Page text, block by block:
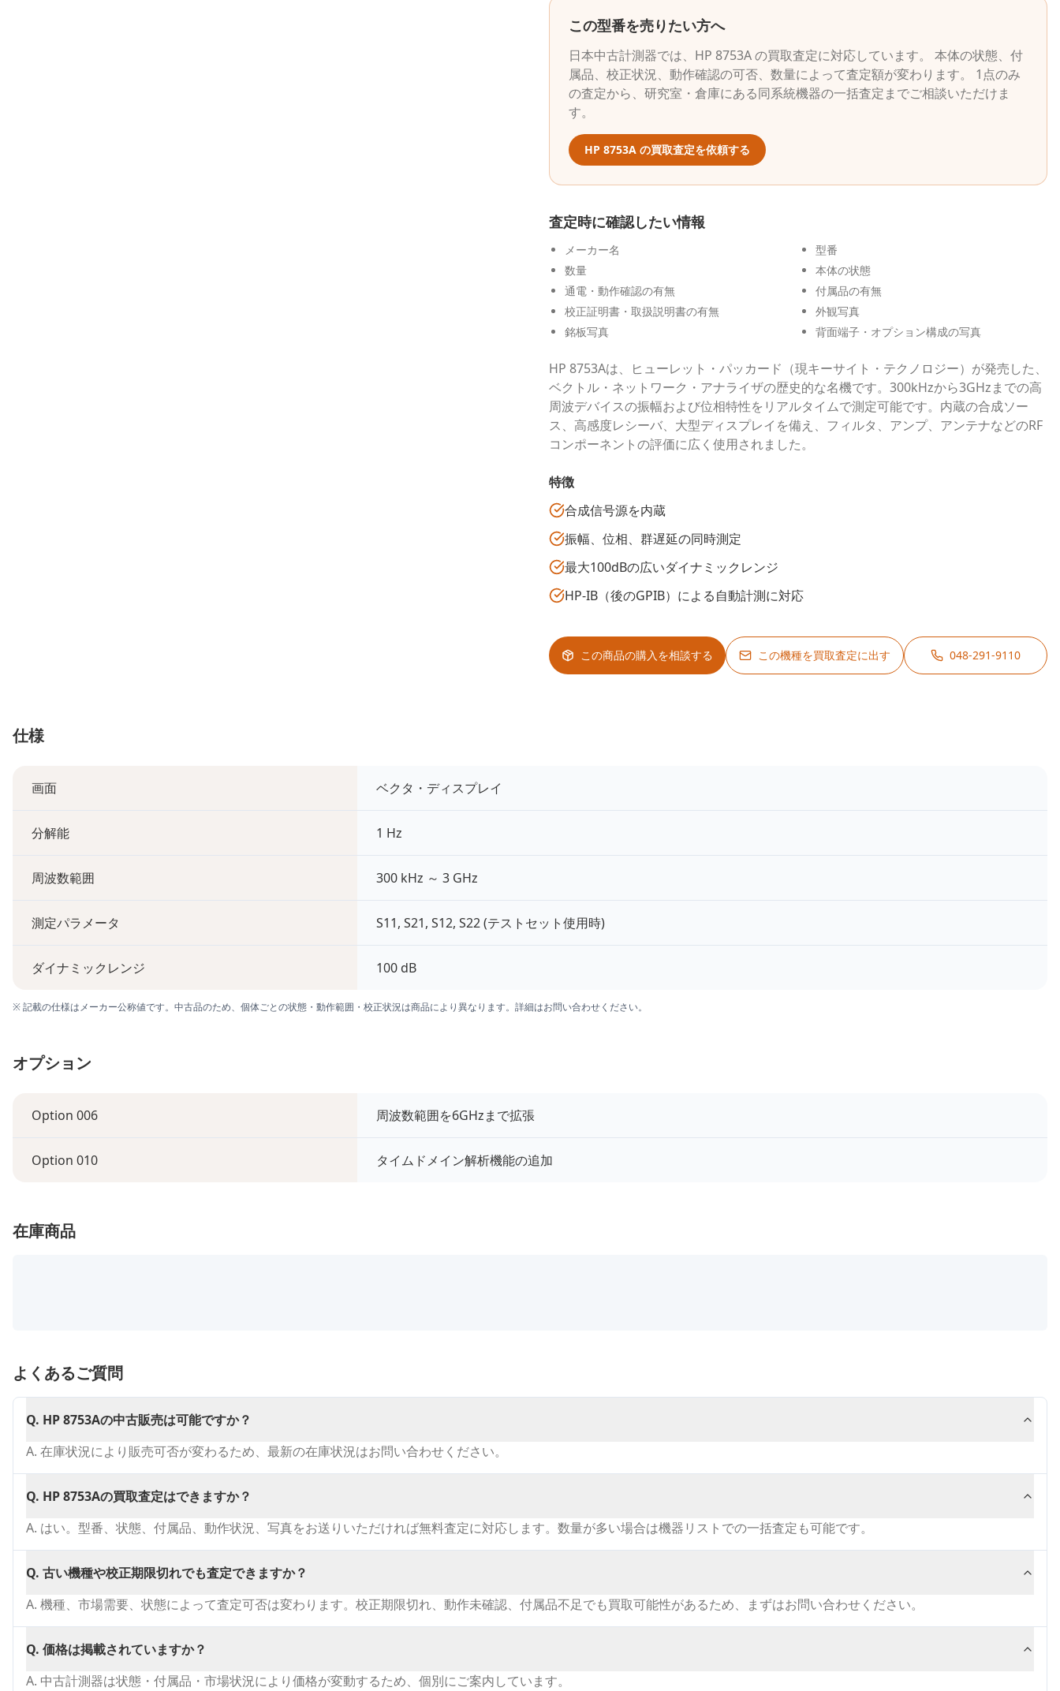
この型番を売りたい方へ
日本中古計測器では、 HP 8753Aの買取査定に対応しています。 本体の状態、付
属品、校正状況、動作確認の可否、数量によって査定額が変わります。 1点のみ
の査定から、研究室・倉庫にある同系統機器の一括査定までご相談いただけま
す。
HP 8753A の買取査定を依頼する
査定時に確認したい情報
メーカー名
型番
数量
本体の状態
通電・動作確認の有無
付属品の有無
校正証明書・取扱説明書の有無
外観写真
銘板写真
背面端子・オプション構成の写真
HP 8753Aは、ヒューレット・パッカード（現キーサイト・テクノロジー）が発売した、
ベクトル・ネットワーク・アナライザの歴史的な名機です。300kHzから3GHzまでの高
周波デバイスの振幅および位相特性をリアルタイムで測定可能です。内蔵の合成ソー
ス、高感度レシーバ、大型ディスプレイを備え、フィルタ、アンプ、アンテナなどのRF
コンポーネントの評価に広く使用されました。
特徴
合成信号源を内蔵
振幅、位相、群遅延の同時測定
最大100dBの広いダイナミックレンジ
HP-IB（後のGPIB）による自動計測に対応
この商品の購入を相談する この機種を買取査定に出す 048-291-9110
仕様
画面 ベクタ・ディスプレイ
分解能 1 Hz
周波数範囲 300 kHz ～ 3 GHz
測定パラメータ S11, S21, S12, S22 (テストセット使用時)
ダイナミックレンジ 100 dB
※ 記載の仕様はメーカー公称値です。中古品のため、個体ごとの状態・動作範囲・校正状況は商品により異なります。詳細はお問い合わせください。
オプション
Option 006 周波数範囲を6GHzまで拡張
Option 010 タイムドメイン解析機能の追加
在庫商品
よくあるご質問
Q. HP 8753Aの中古販売は可能ですか？
A. 在庫状況により販売可否が変わるため、最新の在庫状況はお問い合わせください。
Q. HP 8753Aの買取査定はできますか？
A. はい。型番、状態、付属品、動作状況、写真をお送りいただければ無料査定に対応します。数量が多い場合は機器リストでの一括査定も可能です。
Q. 古い機種や校正期限切れでも査定できますか？
A. 機種、市場需要、状態によって査定可否は変わります。校正期限切れ、動作未確認、付属品不足でも買取可能性があるため、まずはお問い合わせください。
Q. 価格は掲載されていますか？
A. 中古計測器は状態・付属品・市場状況により価格が変動するため、個別にご案内しています。